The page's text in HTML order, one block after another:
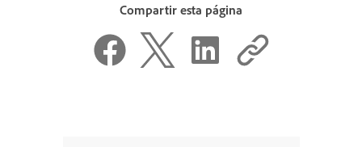
Compartir esta página